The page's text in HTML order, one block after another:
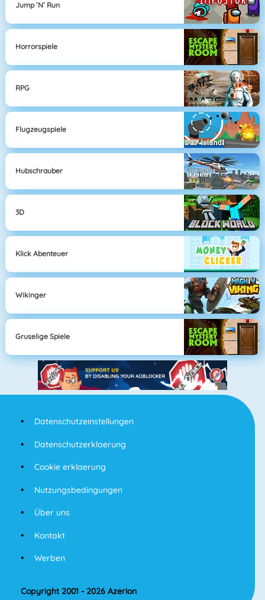
Jump ’n’ Run
Horrorspiele
RPG
Flugzeugspiele
Hubschrauber
3D
Klick Abenteuer
Wikinger
Gruselige Spiele
Datenschutzeinstellungen
Datenschutzerklaerung
Cookie erklaerung
Nutzungsbedingungen
Über uns
Kontakt
Werben
Copyright 2001 - 2026 Azerion